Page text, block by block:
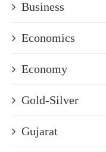
Business
Economics
Economy
Gold-Silver
Gujarat